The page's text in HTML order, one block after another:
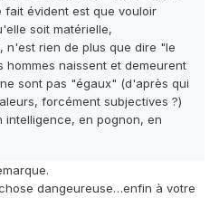
fait évident est que vouloir
soit matérielle,
n'est rien de plus que dire "le
hommes naissent et demeurent
sont pas "égaux" (d'après qui
forcément subjectives ?)
intelligence, en pognon, en
dangeureuse…enfin à votre